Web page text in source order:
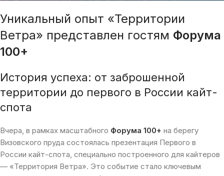
Уникальный опыт «Территории
Ветра» представлен гостям Форума
100+
История успеха: от заброшенной
территории до первого в России кайт-
спота
Вчера, в рамках масштабного Форума 100+ на берегу
Визовского пруда состоялась презентация Первого в
России кайт-спота, специально построенного для кайтеров
— «Территория Ветра». Это событие стало ключевым